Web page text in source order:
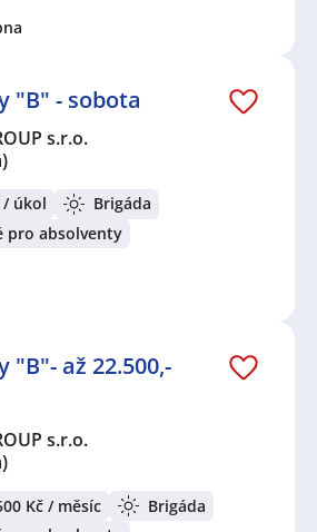
"B" - sobota
s.r.o.
/ úkol
Brigáda
pro absolventy
"B"- až 22.500,-
s.r.o.
Kč / měsíc
Brigáda